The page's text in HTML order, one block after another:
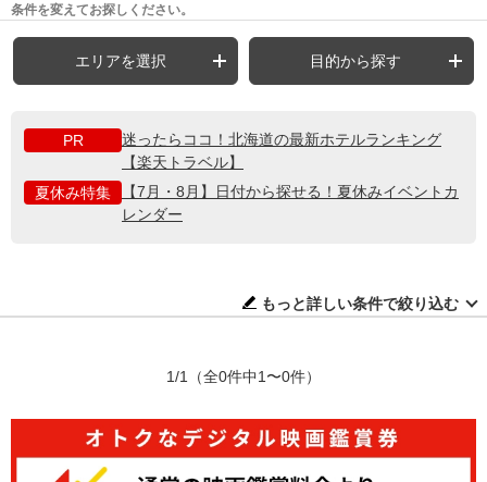
条件を変えてお探しください。
エリアを選択 目的から探す
PR
迷ったらココ！北海道の最新ホテルランキング
【楽天トラベル】
夏休み特集
【7月・8月】日付から探せる！夏休みイベントカ
レンダー
もっと詳しい条件で絞り込む
1/1 （全0件中1〜0件）